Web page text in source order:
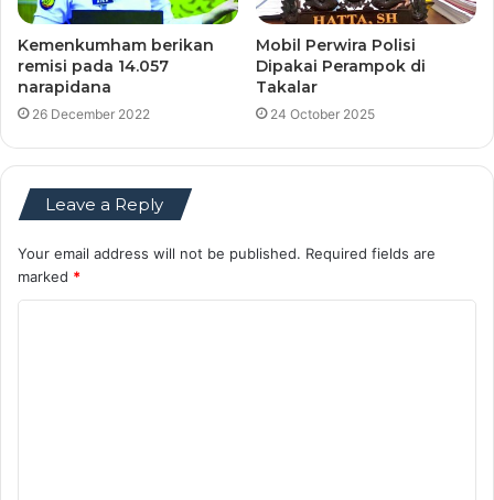
Kemenkumham berikan
remisi pada 14.057
narapidana
26 December 2022
Mobil Perwira Polisi
Dipakai Perampok di
Takalar
24 October 2025
Leave a Reply
Your email address will not be published. Required fields are
marked *